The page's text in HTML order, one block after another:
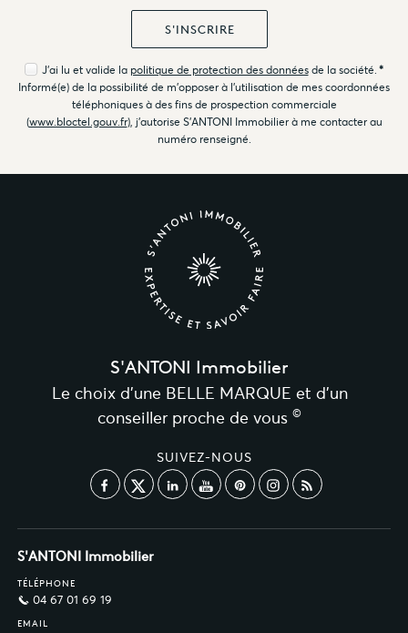
J'ai lu et valide la politique de protection des donnéesde la société. *
Informé(e) de la possibilité de m'opposer à l'utilisation de mes coordonnées
téléphoniques à des fins de prospection commerciale
(www.bloctel.gouv.fr), j'autorise S'ANTONI Immobilier à me contacter au
numéro renseigné.
S'ANTONI Immobilier
Le choix d’une BELLE MARQUE et d’un
conseiller proche de vous ©
SUIVEZ-NOUS
S'ANTONI Immobilier
TÉLÉPHONE
04 67 01 69 19
EMAIL